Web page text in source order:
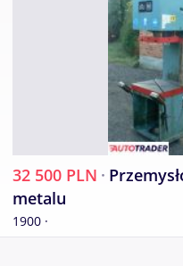
32 500 PLN ·
metalu
1900 ·